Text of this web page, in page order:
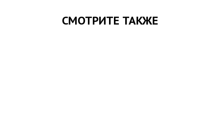
СМОТРИТЕ ТАКЖЕ